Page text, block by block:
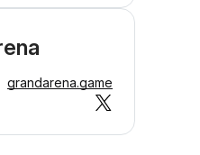
grandarena.game